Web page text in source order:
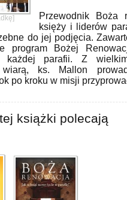
]
Przewodnik Boża
księży i liderów
do jej podjęcia.
program Bożej
każdej parafii. Z
wiarą, ks. Mallon
po kroku w misji
książki polecają